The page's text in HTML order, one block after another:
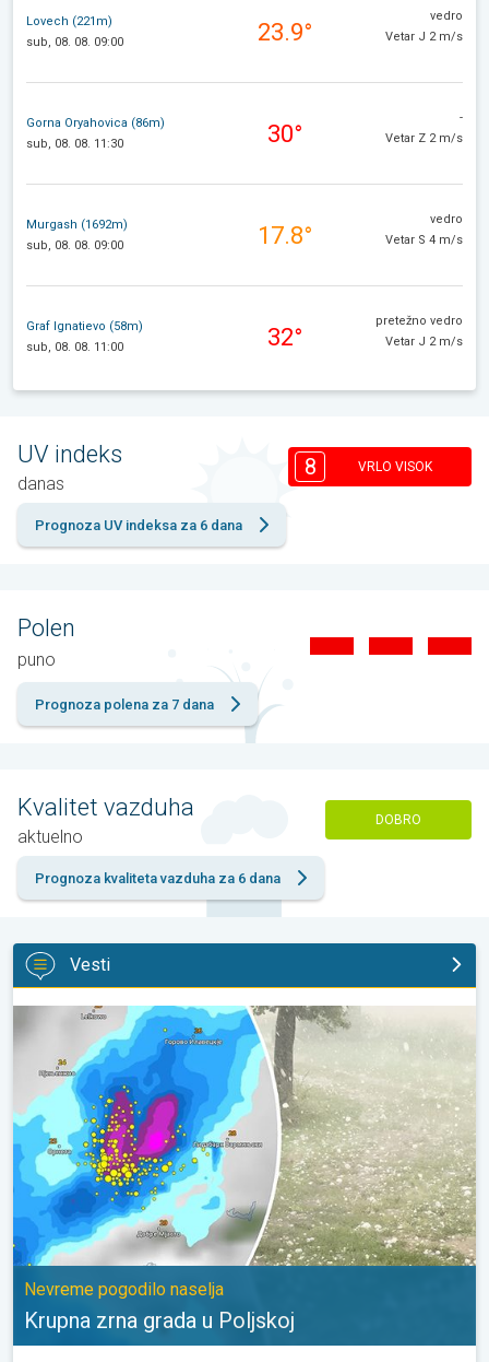
Lovech (221m)
sub, 08. 08. 09:00
23.9°
vedro
Vetar J 2 m/s
Gorna Oryahovica (86m)
sub, 08. 08. 11:30
30°
-
Vetar Z 2 m/s
Murgash (1692m)
sub, 08. 08. 09:00
17.8°
vedro
Vetar S 4 m/s
Graf Ignatievo (58m)
sub, 08. 08. 11:00
32°
pretežno vedro
Vetar J 2 m/s
UV indeks
danas
8 VRLO VISOK
Prognoza UV indeksa za 6 dana
Polen
puno
Prognoza polena za 7 dana
Kvalitet vazduha
aktuelno
DOBRO
Prognoza kvaliteta vazduha za 6 dana
Vesti
Krupna zrna grada u Poljskoj. Nevreme pogodilo naselja. . .
Nevreme pogodilo naselja
Krupna zrna grada u Poljskoj